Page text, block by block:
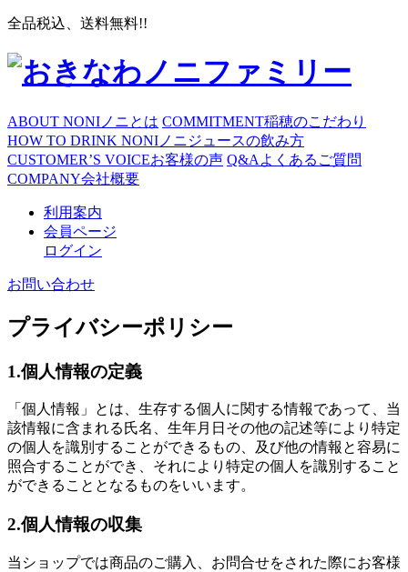
全品税込、送料無料!!
ABOUT NONI ノニとは COMMITMENT稲穂のこだわり
HOW TO DRINK NONI ノニジュースの飲み方
CUSTOMER’S VOICEお客様の声 Q&A よくあるご質問
COMPANY会社概要
利用案内
会員ページ
ログイン
お問い合わせ
プライバシーポリシー
1.個人情報の定義
「個人情報」とは、生存する個人に関する情報であって、当
該情報に含まれる氏名、生年月日その他の記述等により特定
の個人を識別することができるもの、及び他の情報と容易に
照合することができ、それにより特定の個人を識別すること
ができることとなるものをいいます。
2.個人情報の収集
当ショップでは商品のご購入、お問合せをされた際にお客様